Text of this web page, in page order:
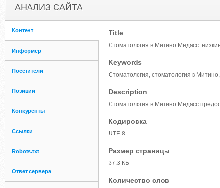
АНАЛИЗ САЙТА
Контент
Информер
Посетители
Позиции
Конкуренты
Ссылки
Robots.txt
Ответ сервера
Title
Стоматология в Митино Медасс:
Keywords
Стоматология, стоматология в
Description
Стоматология в Митино Медасс
Кодировка
UTF-8
Размер страницы
37.3 КБ
Количество слов